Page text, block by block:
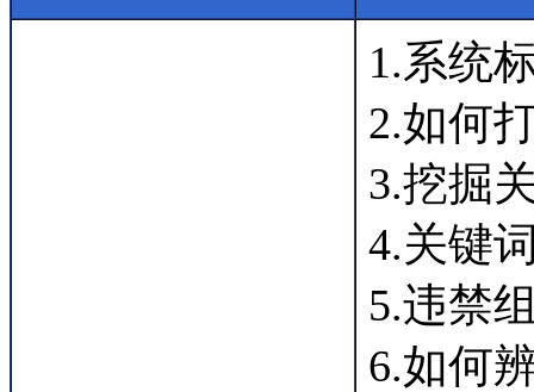
1.系统
2.如何
3.挖掘
4.关键
5.违禁
6.如何